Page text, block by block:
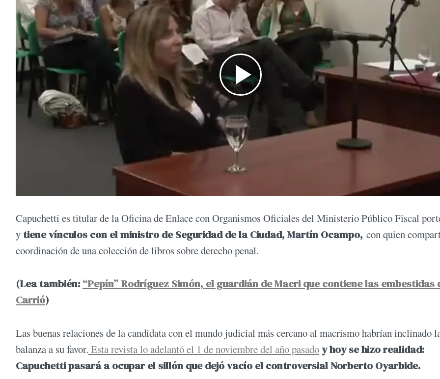
Capuchetti es titular de la Oficina de Enlace con Organismos Oficiales del Ministerio Público Fiscal
ytiene vínculos con el ministro de Seguridad de la Ciudad, Martín Ocampo, con quien
coordinación de una colección de libros sobre derecho penal.
(Lea también: “Pepín” Rodríguez Simón, el guardián de Macri que contiene las embestidas
Carrió)
Las buenas relaciones de la candidata con el mundo judicial más cercano al macrismo habrían inclinado
balanza a su favor. Esta revista lo adelantó el 1 de noviembre del año pasadoy hoy se hizo realidad:
Capuchetti pasará a ocupar el sillón que dejó vacío el controversial Norberto Oyarbide.